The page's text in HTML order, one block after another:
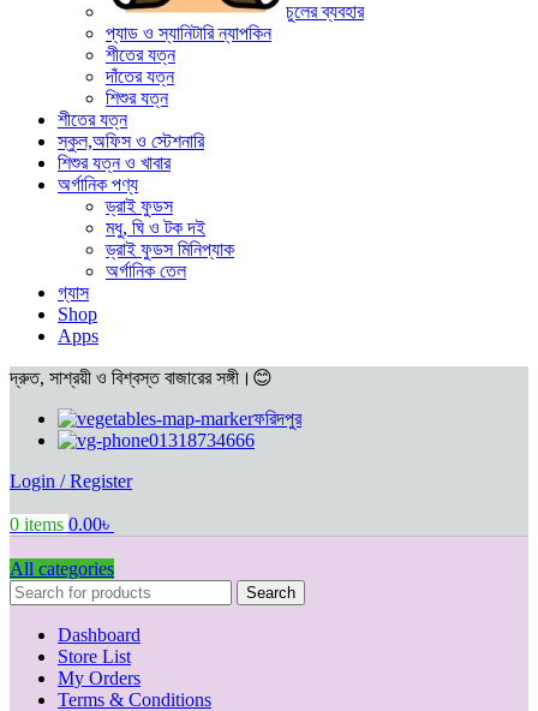
চুলের ব্যবহার
প্যাড ও স্যানিটারি ন্যাপকিন
শীতের যত্ন
দাঁতের যত্ন
শিশুর যত্ন
শীতের যত্ন
স্কুল,অফিস ও স্টেশনারি
শিশুর যত্ন ও খাবার
অর্গানিক পণ্য
ড্রাই ফুডস
মধু, ঘি ও টক দই
ড্রাই ফুডস মিনিপ্যাক
অর্গানিক তেল
গ্যাস
Shop
Apps
দ্রুত, সাশ্রয়ী ও বিশ্বস্ত বাজারের সঙ্গী।😊
ফরিদপুর
01318734666
Login / Register
0 items 0.00৳
All categories
Search
Dashboard
Store List
My Orders
Terms & Conditions